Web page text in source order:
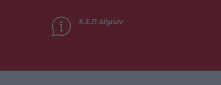
Κ.Ε.Π Δήμων